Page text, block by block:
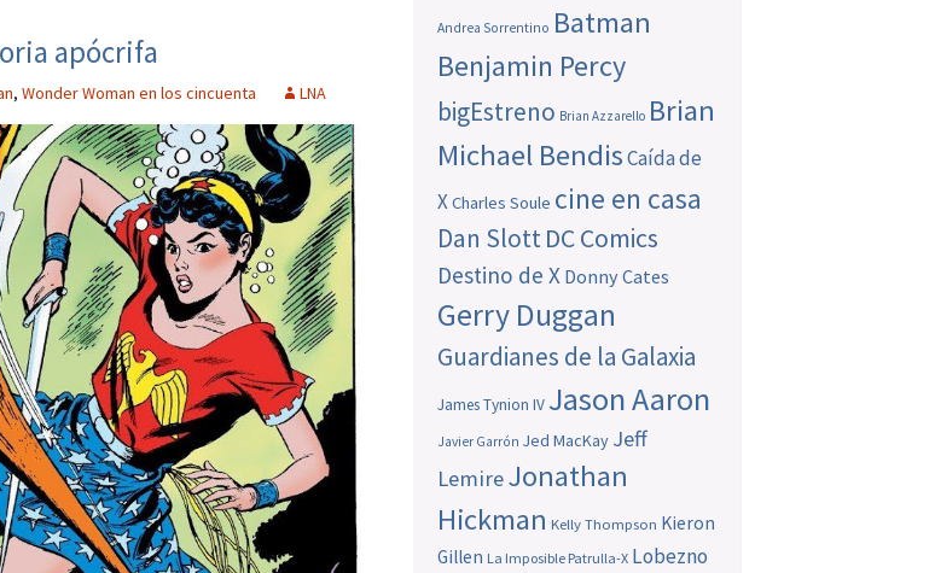
apócrifa
, Wonder Woman en los cincuenta LNA
Andrea Sorrentino Batman
Benjamin Percy
bigEstreno Brian Azzarello Brian
Michael BendisCaída de
XCharles Soule cine en casa
Dan SlottDC Comics
Destino de X Donny Cates
Gerry Duggan
Guardianes de la Galaxia
James Tynion IV Jason Aaron
Javier Garrón Jed MacKay Jeff
LemireJonathan
Hickman Kelly Thompson Kieron
Gillen La Imposible Patrulla-X Lobezno